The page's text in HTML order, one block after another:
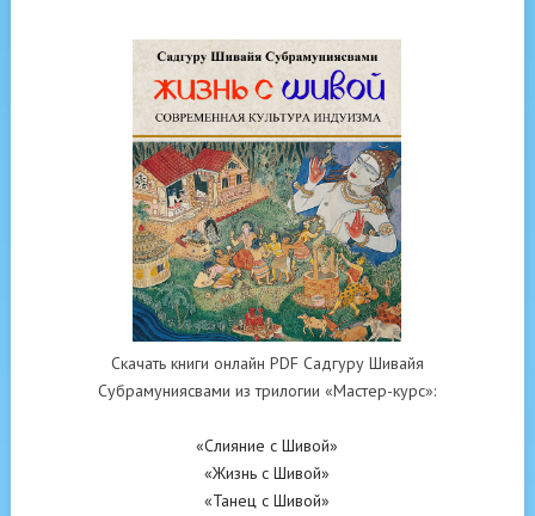
Скачать книги онлайн PDF Садгуру Шивайя
Субрамуниясвами из трилогии «Мастер-курс»:
«Слияние с Шивой»
«Жизнь с Шивой»
«Танец с Шивой»